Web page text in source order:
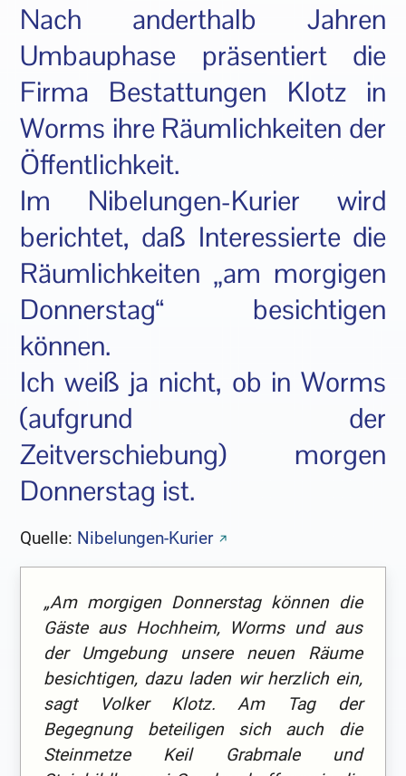
Nach anderthalb Jahren
Umbauphase präsentiert die
Firma Bestattungen Klotz in
Worms ihre Räumlichkeiten der
Öffentlichkeit.
Im Nibelungen-Kurier wird
berichtet, daß Interessierte die
Räumlichkeiten „am morgigen
Donnerstag“ besichtigen
können.
Ich weiß ja nicht, ob in Worms
(aufgrund der
Zeitverschiebung) morgen
Donnerstag ist.
Quelle: Nibelungen-Kurier
„Am morgigen Donnerstag können die
Gäste aus Hochheim, Worms und aus
der Umgebung unsere neuen Räume
besichtigen, dazu laden wir herzlich ein,
sagt Volker Klotz. Am Tag der
Begegnung beteiligen sich auch die
Steinmetze Keil Grabmale und